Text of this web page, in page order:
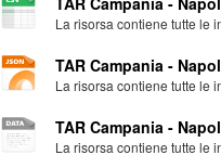
La risorsa contiene tutte le
TAR Campania -
La risorsa contiene tutte le
TAR Campania -
La risorsa contiene tutte le